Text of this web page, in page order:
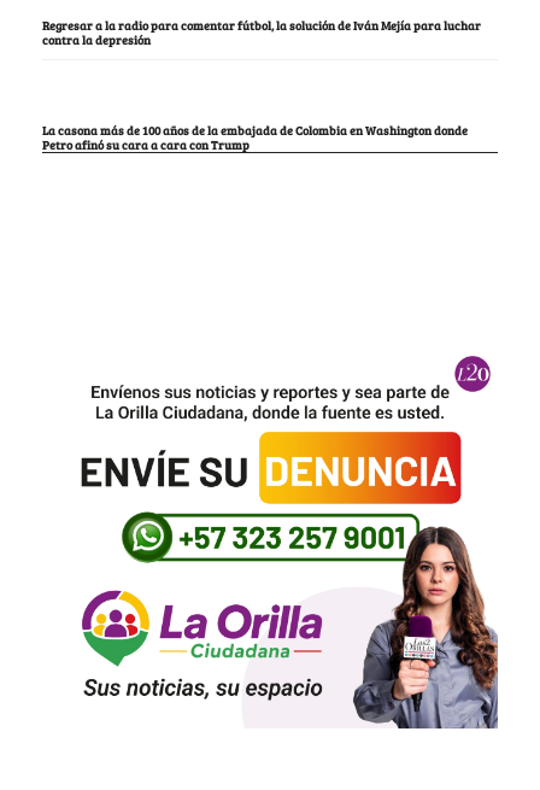
Regresar a la radio para comentar fútbol, la solución de Iván Mejía para luchar
contra la depresión
La casona más de 100 años de la embajada de Colombia en Washington donde
Petro afinó su cara a cara con Trump